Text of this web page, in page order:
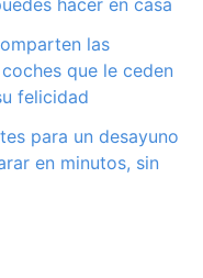
hacer en casa
las
que le ceden
felicidad
para un desayuno
en minutos, sin